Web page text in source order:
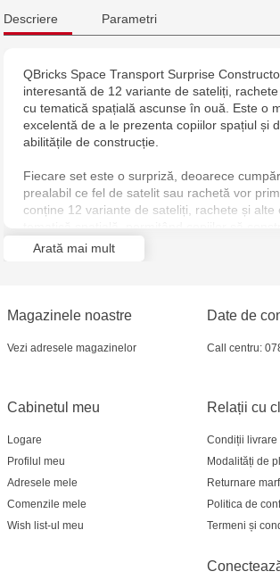
Multistore Centru - bd. Cantemir, 6
Jucărenia Cahul - str. Ștefan cel
Multistore Telecentru - str. N.
Multistore Soroca - bd. Ștefan cel
Descriere Parametri
QBricks Space Transport Surprise
interesantă de 12 variante de sateliți,
cu tematică spațială ascunse în ouă. Este o
excelentă de a le prezenta copiilor spațiul și
abilitățile de construcție.
Fiecare set este o surpriză, deoarece
prealabil ce fel de satelit sau rachetă vor
conține 12 variante de sateliți, rachete și alte
întreagă colecție.
bine principiile de construcție și aspectele
Arată mai mult
Magazinele noastre
Vezi adresele magazinelor
Relații cu
Condiții livrare
Modalități de
Returnare
Politica de
Termeni și
Cabinetul meu
Logare
Profilul meu
Adresele mele
Comenzile mele
Wish list-ul meu
Date de
Call centru: